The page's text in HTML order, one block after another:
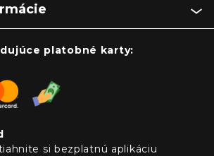
platobné karty:
si bezplatnú aplikáciu